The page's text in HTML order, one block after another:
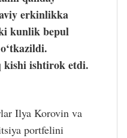
erkinlikka
kunlik bepul
kishi ishtirok etdi.
Ilya Korovin va
portfelini